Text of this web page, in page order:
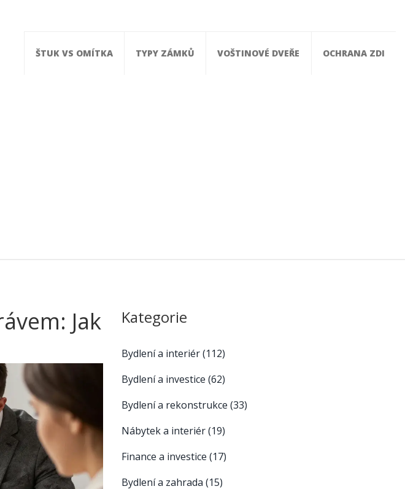
ŠTUK VS OMÍTKA TYPY ZÁMKŮ VOŠTINOVÉ DVEŘE OCHRANA ZDI
Jak Kategorie
Bydlení a interiér(112)
Bydlení a investice (62)
Bydlení a rekonstrukce (33)
Nábytek a interiér(19)
Finance a investice (17)
Bydlení a zahrada (15)